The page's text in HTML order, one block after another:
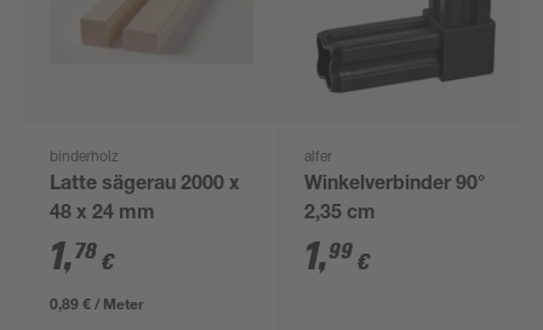
binderholz
Latte sägerau 2000 x
48 x 24 mm
1,78 €
0,89 € / Meter
alfer
Winkelverbinder 90°
2,35 cm
1,99 €